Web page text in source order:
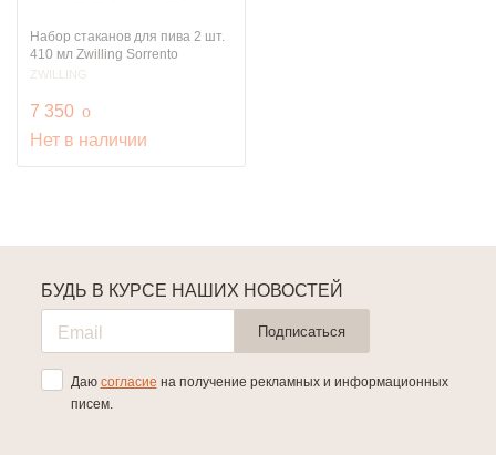
Набор стаканов для пива 2 шт.
410 мл Zwilling Sorrento
ZWILLING
7 350 руб.
o
Нет в наличии
БУДЬ В КУРСЕ НАШИХ НОВОСТЕЙ
Подписаться
Даю согласие на получение рекламных и информационных
писем.